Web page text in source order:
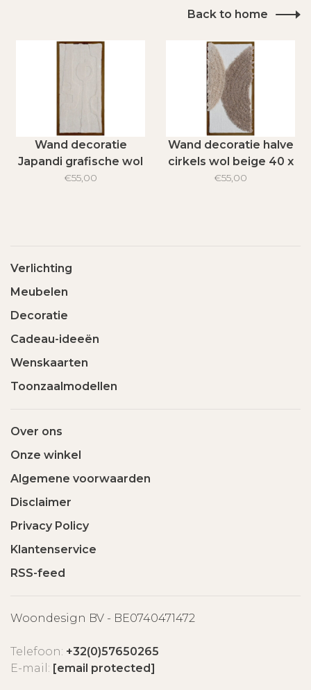
Back to home
Wand decoratie
Japandi grafische wol
natural 40 x 80 cm
€55,00
Wand decoratie halve
cirkels wol beige 40 x
80 cm
€55,00
Verlichting
Meubelen
Decoratie
Cadeau-ideeën
Wenskaarten
Toonzaalmodellen
Over ons
Onze winkel
Algemene voorwaarden
Disclaimer
Privacy Policy
Klantenservice
RSS-feed
Woondesign BV - BE0740471472
Telefoon: +32(0)57650265
E-mail: [email protected]